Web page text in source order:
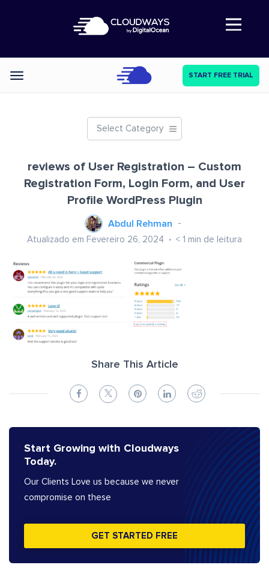
Abre a navegação
Categories START FREE TRIAL
Select Category
reviews of User Registration – Custom
Registration Form, Login Form, and User
Profile WordPress Plugin
Abdul Rehman
Atualizado em Fevereiro 26, 2024 < 1 min de leitura
Share This Article
Start Growing with Cloudways
Today.
Our Clients Love us because we never
compromise on these
GET STARTED FREE